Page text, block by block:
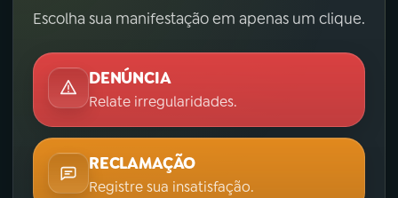
Escolha sua manifestação em apenas um clique.
DENÚNCIA
Relate irregularidades.
RECLAMAÇÃO
Registre sua insatisfação.